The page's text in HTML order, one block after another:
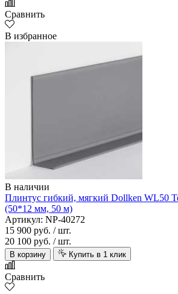
Сравнить
В избранное
В наличии
Плинтус гибкий, мягкий Dollken WL50
(50*12 мм, 50 м)
Артикул: NP-40272
15 900 руб. / шт.
20 100 руб. / шт.
В корзину Купить в 1 клик
Сравнить